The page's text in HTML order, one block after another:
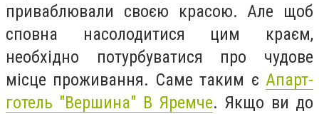
приваблювали своєю красою. Але щоб
сповна насолодитися цим краєм,
необхідно потурбуватися про чудове
місце проживання. Саме таким є Апарт-
готель "Вершина" В Яремче. Якщо ви до